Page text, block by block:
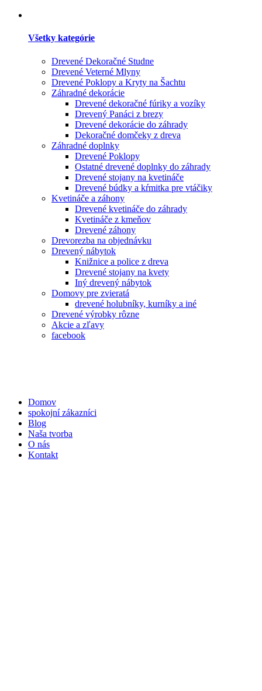
Všetky kategórie
Drevené Dekoračné Studne
Drevené Veterné Mlyny
Drevené Poklopy a Kryty na Šachtu
Záhradné dekorácie
Drevené dekoračné fúriky a vozíky
Drevený Panáci z brezy
Drevené dekorácie do záhrady
Dekoračné domčeky z dreva
Záhradné doplnky
Drevené Poklopy
Ostatné drevené doplnky do záhrady
Drevené stojany na kvetináče
Drevené búdky a kŕmitka pre vtáčiky
Kvetináče a záhony
Drevené kvetináče do záhrady
Kvetináče z kmeňov
Drevené záhony
Drevorezba na objednávku
Drevený nábytok
Knižnice a police z dreva
Drevené stojany na kvety
Iný drevený nábytok
Domovy pre zvieratá
drevené holubníky, kurníky a iné
Drevené výrobky rôzne
Akcie a zľavy
facebook
Domov
spokojní zákazníci
Blog
Naša tvorba
O nás
Kontakt